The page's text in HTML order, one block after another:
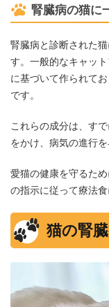
腎臓病の猫に
腎臓病と診断された
す。一般的なキャッ
に基づいて作られてお
です。
これらの成分は、す
をかけ、病気の進行
愛猫の健康を守るた
の指示に従って療法
猫の腎